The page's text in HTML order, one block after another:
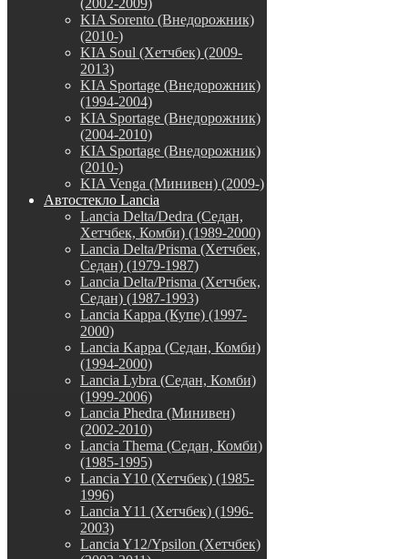
KIA Sorento (Внедорожник)
(2010-)
KIA Soul (Хетчбек) (2009-
2013)
KIA Sportage (Внедорожник)
(1994-2004)
KIA Sportage (Внедорожник)
(2004-2010)
KIA Sportage (Внедорожник)
(2010-)
KIA Venga (Минивен) (2009-)
Автостекло Lancia
Lancia Delta/Dedra (Седан,
Хетчбек, Комби) (1989-2000)
Lancia Delta/Prisma (Хетчбек,
Седан) (1979-1987)
Lancia Delta/Prisma (Хетчбек,
Седан) (1987-1993)
Lancia Kappa (Купе) (1997-
2000)
Lancia Kappa (Седан, Комби)
(1994-2000)
Lancia Lybra (Седан, Комби)
(1999-2006)
Lancia Phedra (Минивен)
(2002-2010)
Lancia Thema (Седан, Комби)
(1985-1995)
Lancia Y10 (Хетчбек) (1985-
1996)
Lancia Y11 (Хетчбек) (1996-
2003)
Lancia Y12/Ypsilon (Хетчбек)